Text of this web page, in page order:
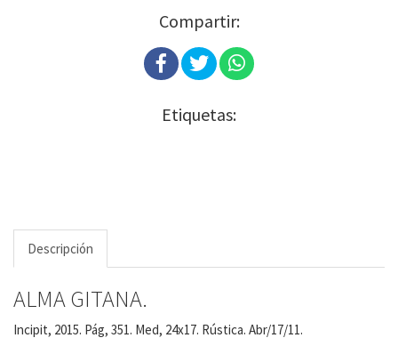
Compartir:
Etiquetas:
Descripción
ALMA GITANA.
Incipit, 2015. Pág, 351. Med, 24x17. Rústica. Abr/17/11.